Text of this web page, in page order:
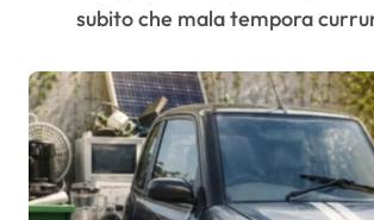
subito che mala tempora